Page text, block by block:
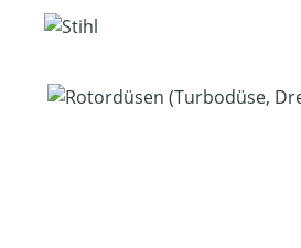
Bildergalerie überspringen